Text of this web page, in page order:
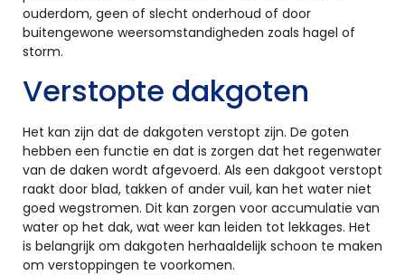
ouderdom, geen of slecht onderhoud of door
buitengewone weersomstandigheden zoals hagel of
storm.
Verstopte dakgoten
Het kan zijn dat de dakgoten verstopt zijn. De goten
hebben een functie en dat is zorgen dat het regenwater
van de daken wordt afgevoerd. Als een dakgoot verstopt
raakt door blad, takken of ander vuil, kan het water niet
goed wegstromen. Dit kan zorgen voor accumulatie van
water op het dak, wat weer kan leiden tot lekkages. Het
is belangrijk om dakgoten herhaaldelijk schoon te maken
om verstoppingen te voorkomen.